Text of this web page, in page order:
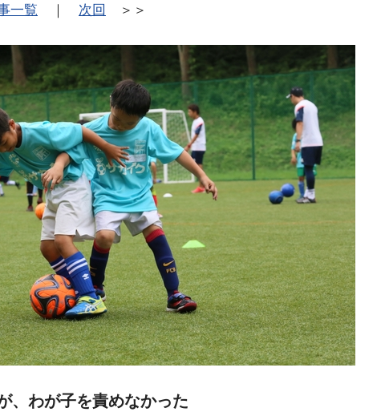
一覧 ｜ 次回 ＞＞
、わが子を責めなかった
ジュニアレッグリカバリー